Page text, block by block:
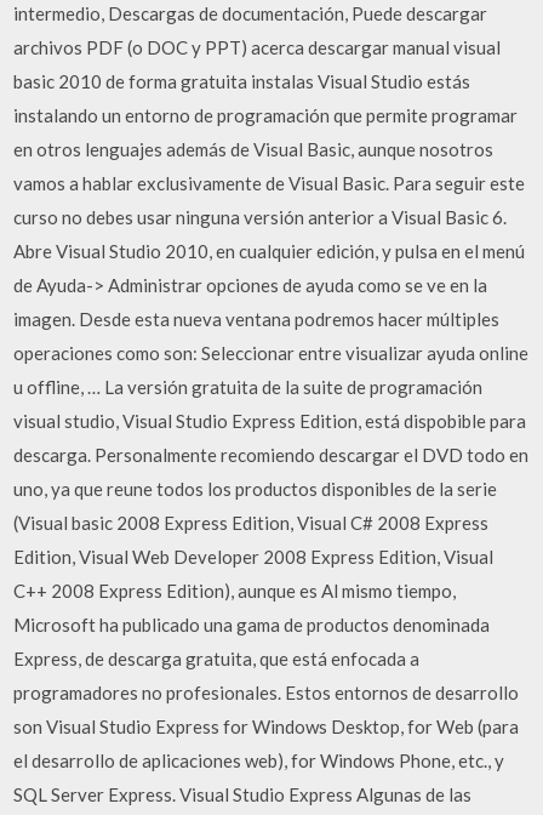
intermedio, Descargas de documentación, Puede descargar
archivos PDF (o DOC y PPT) acerca descargar manual visual
basic 2010 de forma gratuita instalas Visual Studio estás
instalando un entorno de programación que permite programar
en otros lenguajes además de Visual Basic, aunque nosotros
vamos a hablar exclusivamente de Visual Basic. Para seguir este
curso no debes usar ninguna versión anterior a Visual Basic 6.
Abre Visual Studio 2010, en cualquier edición, y pulsa en el menú
de Ayuda-> Administrar opciones de ayuda como se ve en la
imagen. Desde esta nueva ventana podremos hacer múltiples
operaciones como son: Seleccionar entre visualizar ayuda online
u offline, … La versión gratuita de la suite de programación
visual studio, Visual Studio Express Edition, está dispobible para
descarga. Personalmente recomiendo descargar el DVD todo en
uno, ya que reune todos los productos disponibles de la serie
(Visual basic 2008 Express Edition, Visual C# 2008 Express
Edition, Visual Web Developer 2008 Express Edition, Visual
C++ 2008 Express Edition), aunque es Al mismo tiempo,
Microsoft ha publicado una gama de productos denominada
Express, de descarga gratuita, que está enfocada a
programadores no profesionales. Estos entornos de desarrollo
son Visual Studio Express for Windows Desktop, for Web (para
el desarrollo de aplicaciones web), for Windows Phone, etc., y
SQL Server Express. Visual Studio Express Algunas de las